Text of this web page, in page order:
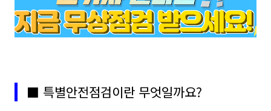
■ 특별안전점검이란 무엇일까요?